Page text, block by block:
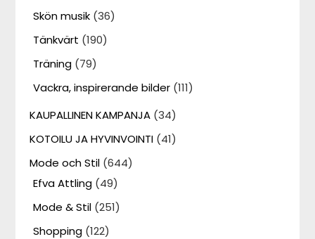
Skön musik (36)
Tänkvärt (190)
Träning (79)
Vackra, inspirerande bilder (111)
KAUPALLINEN KAMPANJA (34)
KOTOILU JA HYVINVOINTI (41)
Mode och Stil (644)
Efva Attling (49)
Mode & Stil (251)
Shopping (122)